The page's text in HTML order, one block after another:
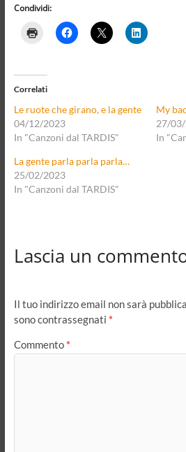
Condividi:
Correlati
Le ruote che girano, e la gente
04/12/2023
In "Canzoni dal TARDIS"
My
27/
In
La gente parla parla parla…
25/02/2023
In "Canzoni dal TARDIS"
Lascia un
Il tuo indirizzo email non sarà
sono contrassegnati *
Commento *